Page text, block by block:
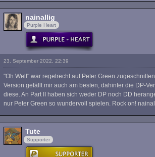
nainallig
Purple Heart
23. September 2022, 22:39
"Oh Well" war regelrecht auf Peter Green
Version gefällt mir auch am besten, dahinter die DP-
diese. An Part II haben sich weder DP noch DD
nur Peter Green so wundervoll spielen. Rock on!
Tute
Supporter